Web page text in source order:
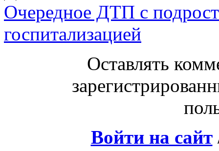
Очередное ДТП с
госпитализацией
Оставлять
Войти на сайт